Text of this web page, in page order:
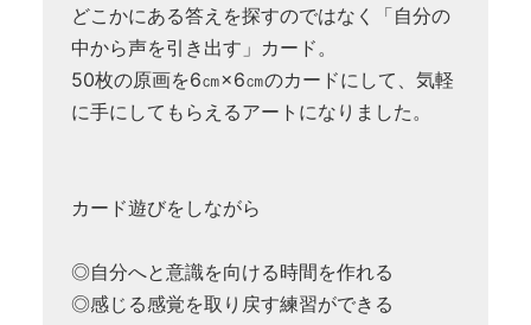
どこかにある答えを探すのではなく「自分の
中から声を引き出す」カード。
50枚の原画を6㎝×6㎝のカードにして、気軽
に手にしてもらえるアートになりました。
カード遊びをしながら
◎自分へと意識を向ける時間を作れる
◎感じる感覚を取り戻す練習ができる